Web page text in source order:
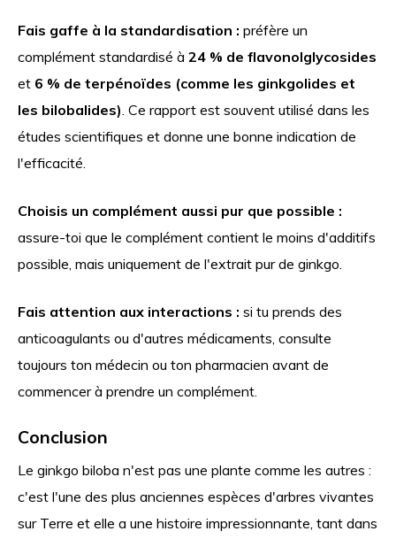
Fais gaffe à la standardisation : préfère un
complément standardisé à 24 % de flavonolglycosides
et 6 % de terpénoïdes (comme les ginkgolides et
les bilobalides) . Ce rapport est souvent utilisé dans les
études scientifiques et donne une bonne indication de
l'efficacité.
Choisis un complément aussi pur que possible :
assure-toi que le complément contient le moins d'additifs
possible, mais uniquement de l'extrait pur de ginkgo.
Fais attention aux interactions : si tu prends des
anticoagulants ou d'autres médicaments, consulte
toujours ton médecin ou ton pharmacien avant de
commencer à prendre un complément.
Conclusion
Le ginkgo biloba n'est pas une plante comme les autres :
c'est l'une des plus anciennes espèces d'arbres vivantes
sur Terre et elle a une histoire impressionnante, tant dans